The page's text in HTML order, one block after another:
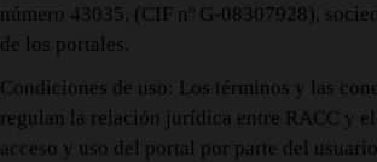
número 43035, (CIF nº G-08307928),
de los portales.
Condiciones de uso: Los términos y las
regulan la relación jurídica entre RACC y
acceso y uso del portal por parte del